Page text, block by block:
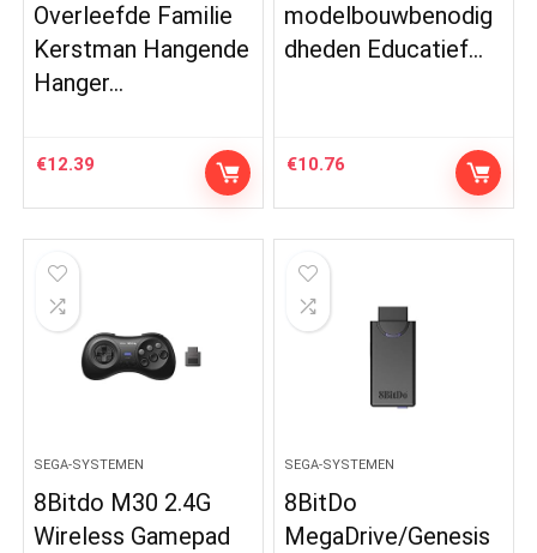
Overleefde Familie
Kerstman Hangende
Hanger…
€12.39
modelbouwbenodig
dheden Educatief…
€10.76
SEGA-SYSTEMEN
8Bitdo M30 2.4G
Wireless Gamepad
SEGA-SYSTEMEN
8BitDo
MegaDrive/Genesis